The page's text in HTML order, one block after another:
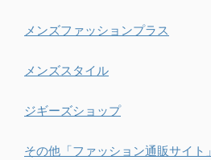
メンズファッションプラス
メンズスタイル
ジギーズショップ
その他「ファッション通販サイト」